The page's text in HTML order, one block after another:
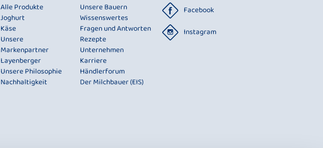
Alle Produkte
Joghurt
Käse
Unsere
Markenpartner
Layenberger
Unsere Philosophie
Nachhaltigkeit
Unsere Bauern
Wissenswertes
Fragen und Antworten
Rezepte
Unternehmen
Karriere
Händlerforum
Der Milchbauer (EIS)
Facebook
Instagram